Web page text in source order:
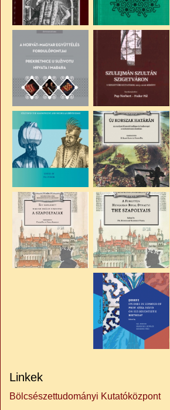
Linkek
Bölcsészettudományi Kutatóközpont